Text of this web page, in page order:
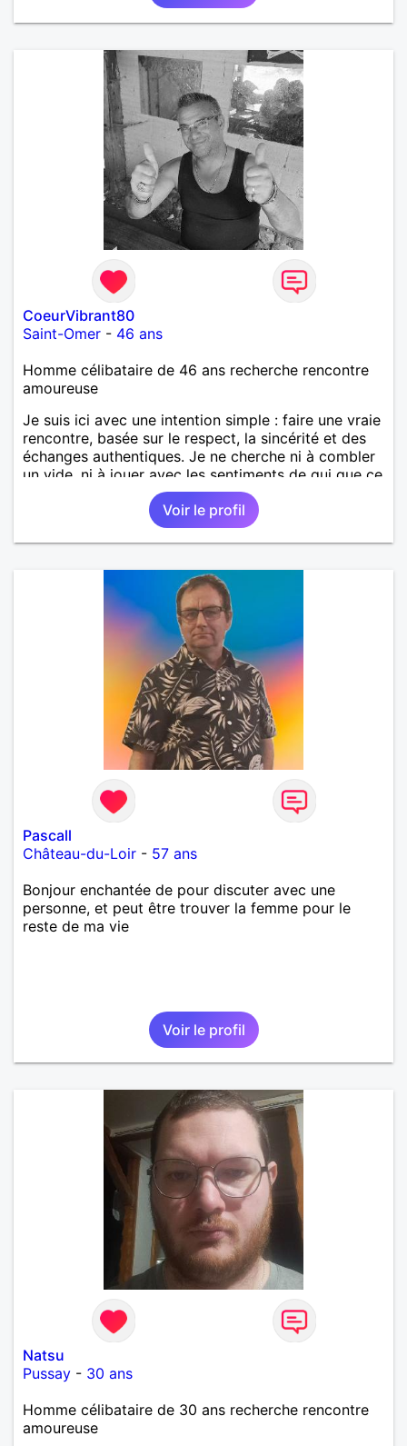
CoeurVibrant80
Saint-Omer - 46 ans
Homme célibataire de 46 ans recherche rencontre
amoureuse
Je suis ici avec une intention simple : faire une vraie
rencontre, basée sur le respect, la sincérité et des
échanges authentiques. Je ne cherche ni à combler
un vide, ni à jouer avec les sentiments de qui que ce
soit. J'aimerais simplement apprendre à connaître
une personne avec qui partager des conversations,
des moments de vie et, si le destin le permet,
construire une belle relation. En revanche, je préfère
d'argent, sous quelque prétexte que ce soit. Si votre
objectif est de demander une aide financière ou de
profiter de la générosité des autres, nous perdrons
tous les deux notre temps. Si, en revanche, vous
recherchez une relation honnête, basée sur la
confiance, le respect et la bienveillance, ce sera
avec plaisir que nous pourrons faire connaissance.
Voir le profil
Pascall
Château-du-Loir - 57 ans
Bonjour enchantée de pour discuter avec une
personne, et peut être trouver la femme pour le
reste de ma vie
Voir le profil
Natsu
Pussay - 30 ans
Homme célibataire de 30 ans recherche rencontre
amoureuse